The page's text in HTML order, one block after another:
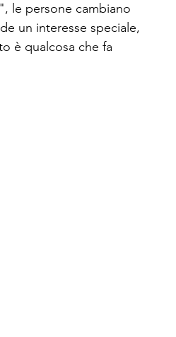
le persone cambiano
un interesse speciale,
è qualcosa che fa